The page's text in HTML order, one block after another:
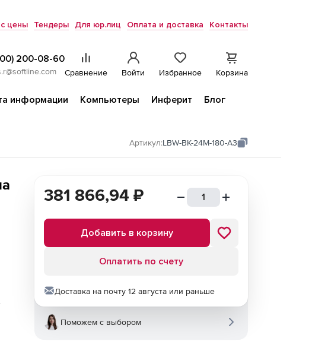
цены Тендеры Для юр.лиц Оплата и доставка Контакты
200-08-60
Сравнение Войти Избранное Корзина
информации Компьютеры Инферит
Блог
Артикул:LBW-BK-24M-180-A3
381 866,94 ₽
Добавить в корзину
Оплатить по счету
Доставка на почту 12 августа или раньше
Поможем с выбором